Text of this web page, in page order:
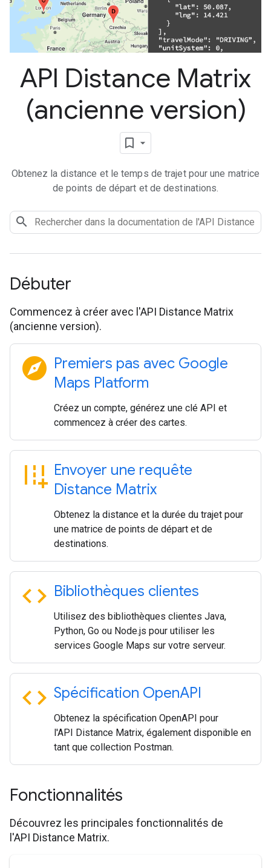
API Distance Matrix
(ancienne version)
Obtenez la distance et le temps de trajet pour une matrice
de points de départ et de destinations.
Débuter
Commencez à créer avec l'API Distance Matrix
(ancienne version).
explore Premiers pas avec Google
Maps Platform
Créez un compte, générez une clé API et
commencez à créer des cartes.
add_road Envoyer une requête
Distance Matrix
Obtenez la distance et la durée du trajet pour
une matrice de points de départ et de
destinations.
code Bibliothèques clientes
Utilisez des bibliothèques clientes Java,
Python, Go ou Node.js pour utiliser les
services Google Maps sur votre serveur.
code Spécification OpenAPI
Obtenez la spécification OpenAPI pour
l'API Distance Matrix, également disponible en
tant que collection Postman.
Fonctionnalités
Découvrez les principales fonctionnalités de
l'API Distance Matrix.